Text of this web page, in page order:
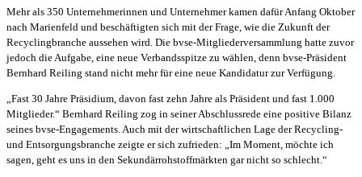
Mehr als 350 Unternehmerinnen und Unternehmer kamen dafür Anfang Oktober
nach Marienfeld und beschäftigten sich mit der Frage, wie die Zukunft der
Recyclingbranche aussehen wird. Die bvse-Mitgliederversammlung hatte zuvor
jedoch die Aufgabe, eine neue Verbandsspitze zu wählen, denn bvse-Präsident
Bernhard Reiling stand nicht mehr für eine neue Kandidatur zur Verfügung.
„Fast 30 Jahre Präsidium, davon fast zehn Jahre als Präsident und fast 1.000
Mitglieder.“ Bernhard Reiling zog in seiner Abschlussrede eine positive Bilanz
seines bvse-Engagements. Auch mit der wirtschaftlichen Lage der Recycling-
und Entsorgungsbranche zeigte er sich zufrieden: „Im Moment, möchte ich
sagen, geht es uns in den Sekundärrohstoffmärkten gar nicht so schlecht.“